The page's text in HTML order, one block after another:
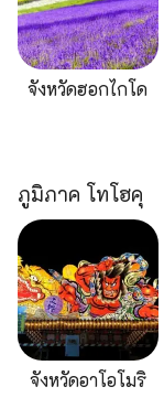
จังหวัดฮอกไกโด
ภูมิภาค โทโฮคุ
จังหวัดอาโอโมริ